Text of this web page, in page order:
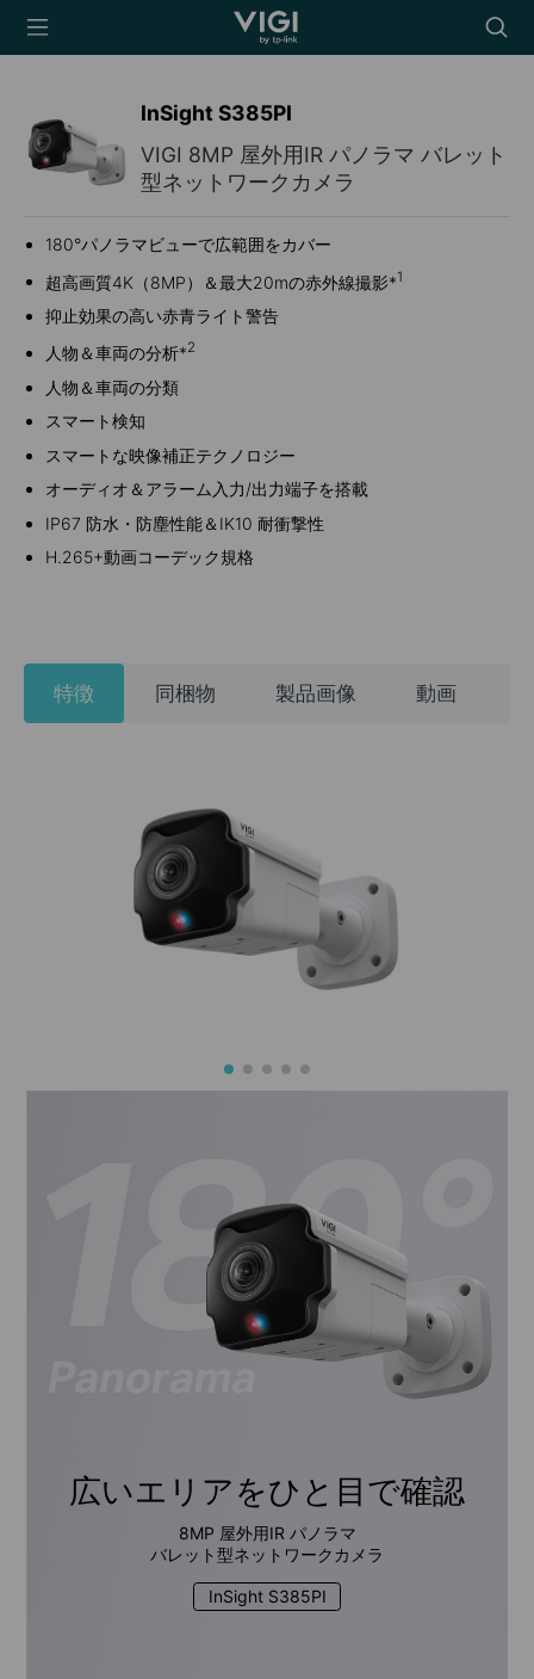
TP-Link, Reliably
icon
InSight S385PI
VIGI 8MP 屋外用IR パノラマ バレット
型ネットワークカメラ
180°パノラマビューで広範囲をカバー
超高画質4K（8MP）＆最大20mの赤外線撮影*1
抑止効果の高い赤青ライト警告
人物＆車両の分析*2
人物＆車両の分類
スマート検知
スマートな映像補正テクノロジー
オーディオ＆アラーム入力/出力端子を搭載
IP67 防水・防塵性能＆IK10 耐衝撃性
H.265+動画コーデック規格
特徴 同梱物 製品画像 動画
広いエリアをひと目で確認
8MP 屋外用IR パノラマ
バレット型ネットワークカメラ
InSight S385PI